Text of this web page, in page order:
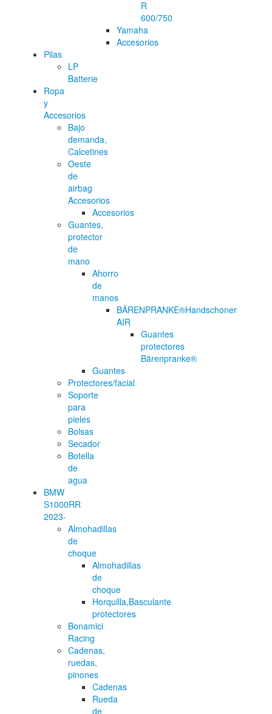
R
600/750
Yamaha
Accesorios
Pilas
LP
Batterie
Ropa
y
Accesorios
Bajo
demanda,
Calcetines
Oeste
de
airbag
Accesorios
Accesorios
Guantes,
protector
de
mano
Ahorro
de
manos
BÄRENPRANKE®Handschoner
AIR
Guantes
protectores
Bärenpranke®
Guantes
Protectores/facial
Soporte
para
pieles
Bolsas
Secador
Botella
de
agua
BMW
S1000RR
2023-
Almohadillas
de
choque
Almohadillas
de
choque
Horquilla,Basculante
protectores
Bonamici
Racing
Cadenas,
ruedas,
pinones
Cadenas
Rueda
de